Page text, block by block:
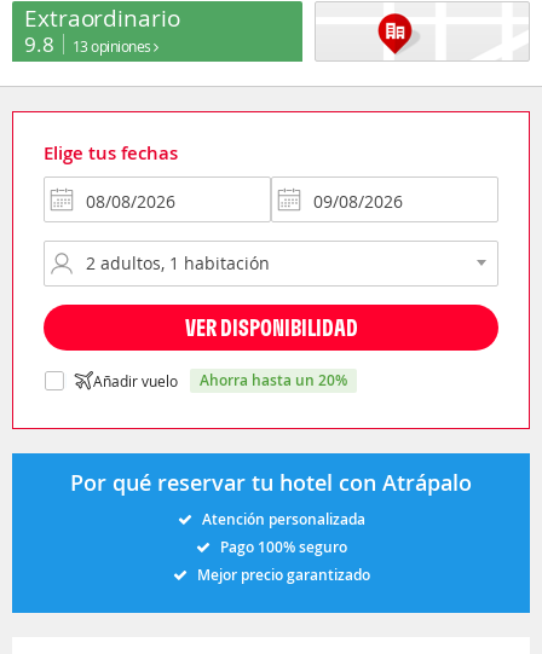
Extraordinario
9.8 13 opiniones
Elige tus fechas
VER DISPONIBILIDAD
Añadir vuelo ahorra hasta un 20%
Por qué reservar tu hotel con Atrápalo
Atención personalizada
Pago 100% seguro
Mejor precio garantizado